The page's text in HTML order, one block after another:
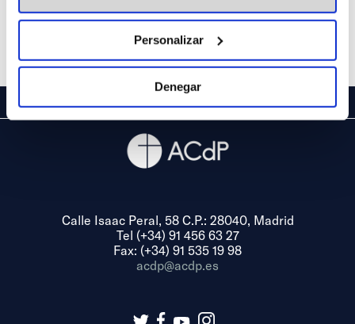
Personalizar
Denegar
Calle Isaac Peral, 58 C.P.: 28040, Madrid
Tel (+34) 91 456 63 27
Fax: (+34) 91 535 19 98
acdp@acdp.es